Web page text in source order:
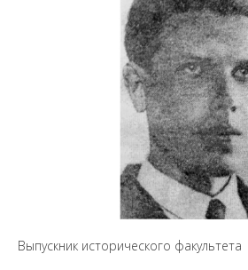
Выпускник исторического факультета